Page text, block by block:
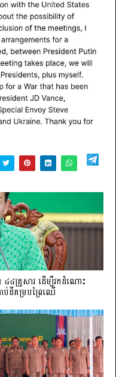
៤៤គ្រួសារ ដើម្បីរកដំណោះ
ាប់ដីគម្របព្រៃឈើ